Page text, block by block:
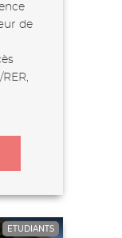
de
ETUDIANTS